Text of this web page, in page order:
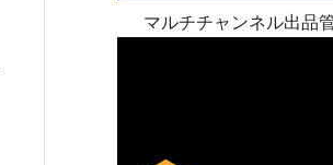
マルチチャンネル出品